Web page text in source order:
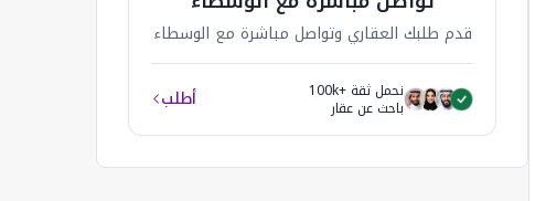
قدم طلبك العقاري وتواصل مباشرة مع الوسطاء
نحمل ثقة +100k
باحث عن عقار أطلب